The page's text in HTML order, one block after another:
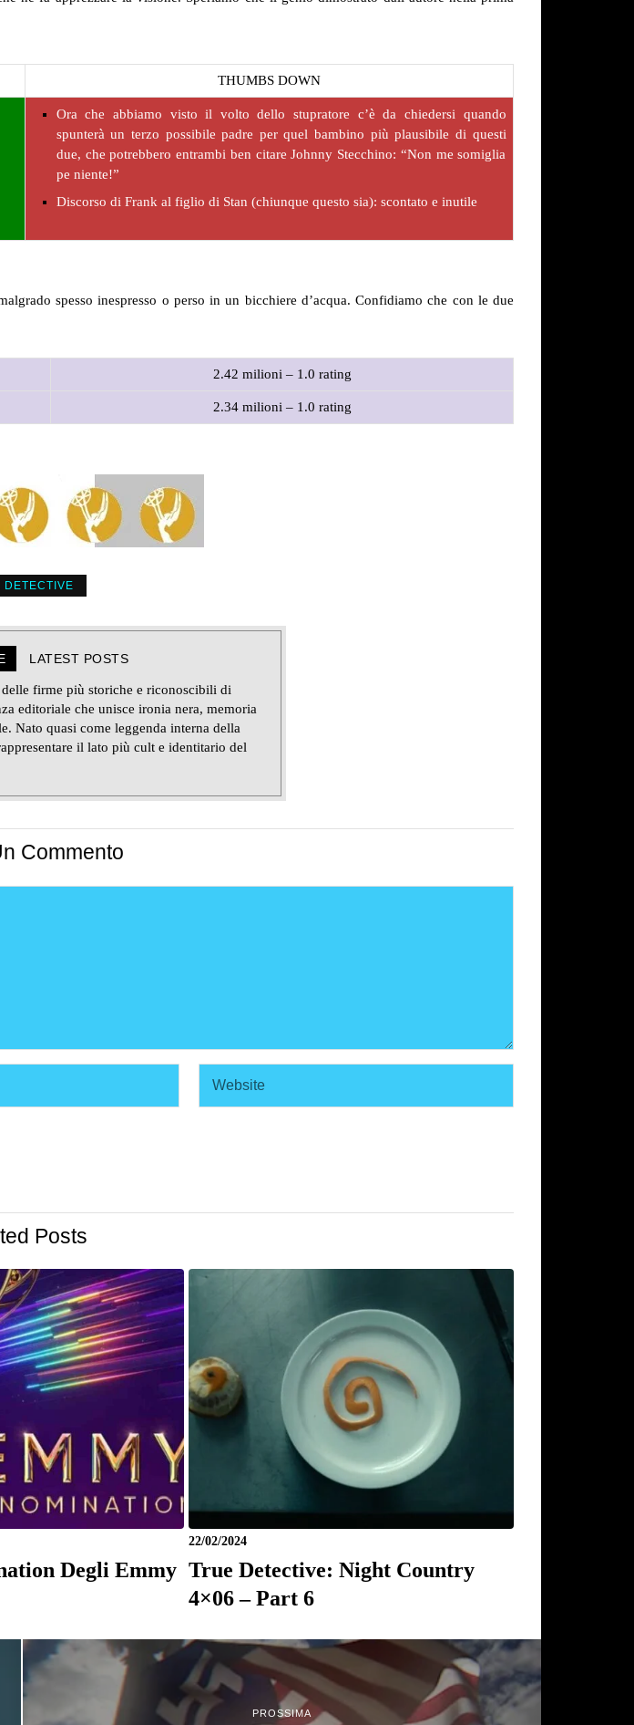
THUMBS DOWN
Ora che abbiamo visto il volto dello stupratore c’è da chiedersi quando
spunterà un terzo possibile padre per quel bambino più plausibile di questi
due, che potrebbero entrambi ben citare Johnny Stecchino: “Non me somiglia
pe niente!”
Discorso di Frank al figlio di Stan (chiunque questo sia): scontato e inutile
spesso inespresso o perso in un bicchiere d’acqua. Confidiamo che con le due
2.42 milioni – 1.0 rating
2.34 milioni – 1.0 rating
DETECTIVE
LATEST POSTS
delle firme più storiche e riconoscibili di
editoriale che unisce ironia nera, memoria
Nato quasi come leggenda interna della
il lato più cult e identitario del
Commento
Posts
Degli Emmy
22/02/2024
True Detective: Night Country
4×06 – Part 6
PROSSIMA